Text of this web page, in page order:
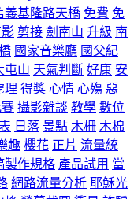
義基隆路天橋 免費 免
剪接 劍南山 升級 南
國家音樂廳 國父紀
屯山 天氣判斷 好康 安
理 得獎 心情 心殤 惡
攝影雜談 教學 數位
日落 景點 木柵 木棉
趣 櫻花 正片 流量統
製作規格 產品試用 當
網路流量分析 耶穌光